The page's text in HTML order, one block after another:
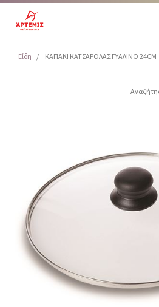
Είδη ΚΑΠΑΚΙ ΚΑΤΣΑΡΟΛΑΣ ΓΥΑΛΙΝΟ 24CM